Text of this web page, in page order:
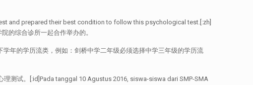
and prepared their best condition to follow this psychological test.[:zh]
的综合诊所一起合作举办的。
年的学历流类，例如：剑桥中学二年级必须选择中学三年级的学历流
测试。[:id]Pada tanggal 10 Agustus 2016, siswa-siswa dari SMP-SMA